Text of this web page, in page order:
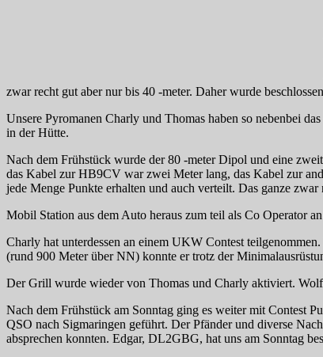
zwar recht gut aber nur bis 40 -meter. Daher wurde
Unsere Pyromanen Charly und Thomas haben so nebenbei
in der Hütte.
Nach dem Frühstück wurde der 80 -meter Dipol und eine
das Kabel zur HB9CV war zwei Meter lang, das Kabel zur
jede Menge Punkte erhalten und auch verteilt. Das ganze
Mobil Station aus dem Auto heraus zum teil als Co Operator
Charly hat unterdessen an einem UKW Contest
(rund 900 Meter über NN) konnte er trotz der
Der Grill wurde wieder von Thomas und Charly aktiviert.
Nach dem Frühstück am Sonntag ging es weiter mit Contest
QSO nach Sigmaringen geführt. Der Pfänder und diverse
absprechen konnten. Edgar, DL2GBG, hat uns am Sonntag